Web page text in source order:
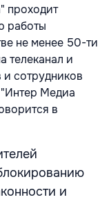
проходит
работы
не менее 50-ти
телеканал и
и сотрудников
Медиа
в
и